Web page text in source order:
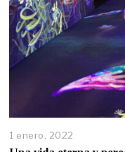
1 enero, 2022